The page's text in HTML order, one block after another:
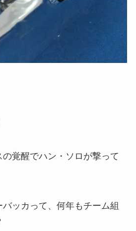
覚醒でハン・ソロが撃って
ッカって、何年もチーム組